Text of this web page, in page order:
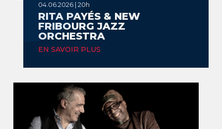
04.06.2026 | 20h
RITA PAYÉS & NEW
FRIBOURG JAZZ
ORCHESTRA
EN SAVOIR PLUS